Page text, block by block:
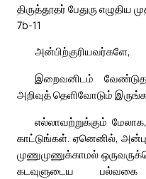
திருத்தூதர் பேதுரு எழுதிய
7b-11
அன்பிற்குரியவர்களே,
இறைவனிடம்
அறிவுத் தெளிவோடும்
எல்லாவற்றுக்கும்
காட்டுங்கள். ஏனெனில்,
முணுமுணுக்காமல்
கடவுளுடைய